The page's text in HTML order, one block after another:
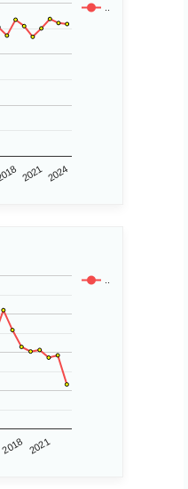
..
2021 2024
..
2018 2021